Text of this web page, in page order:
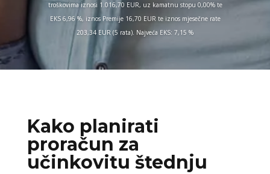
troškovima iznosi 1.016,70 EUR, uz kamatnu stopu 0,00% te
EKS 6,96 %, iznos Premije 16,70 EUR te iznos mjesečne rate
203,34 EUR (5 rata). Najveća EKS: 7,15 %
Kako planirati
proračun za
učinkovitu štednju